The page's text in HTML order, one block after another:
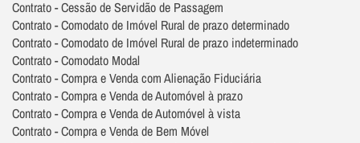
Contrato - Cessão de Servidão de Passagem
Contrato - Comodato de Imóvel Rural de prazo determinado
Contrato - Comodato de Imóvel Rural de prazo indeterminado
Contrato - Comodato Modal
Contrato - Compra e Venda com Alienação Fiduciária
Contrato - Compra e Venda de Automóvel à prazo
Contrato - Compra e Venda de Automóvel à vista
Contrato - Compra e Venda de Bem Móvel